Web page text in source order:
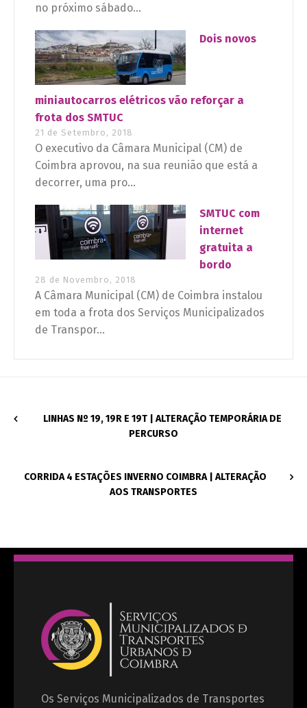
no próximo sábado...
Dois novos
miniautocarros elétricos vão reforçar a
frota dos SMTUC
21 de Setembro, 2018
O executivo da Câmara Municipal (CM) de
Coimbra aprovou, na sua reunião que está a
decorrer, uma pro...
SMTUC com
internet
gratuita a
bordo
28 de Novembro, 2018
A Câmara Municipal (CM) de Coimbra instalou
em toda a frota dos Serviços Municipalizados
de Transpor...
LINHAS Nº 19, 19R E 19T | ALTERAÇÃO TEMPORÁRIA DE
PERCURSO
CORRIDA 4 ESTAÇÕES INVERNO COIMBRA | ALTERAÇÃO
AOS TRANSPORTES
Os Serviços Municipalizados de Transportes